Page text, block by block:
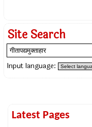
Site Search
Input language:
Latest Pages